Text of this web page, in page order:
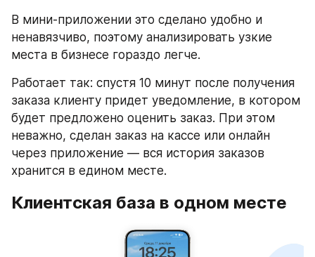
В мини-приложении это сделано удобно и
ненавязчиво, поэтому анализировать узкие
места в бизнесе гораздо легче.
Работает так: спустя 10 минут после получения
заказа клиенту придет уведомление, в котором
будет предложено оценить заказ. При этом
неважно, сделан заказ на кассе или онлайн
через приложение — вся история заказов
хранится в едином месте.
Клиентская база в одном месте